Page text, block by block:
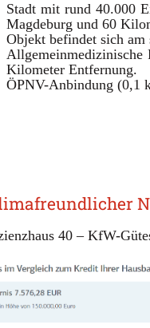
Stadt mit rund 40.000
Magdeburg und 60
Objekt befindet sich am
Allgemeinmedizinische
Kilometer Entfernung.
ÖPNV-Anbindung (0,1
40 – KfW-